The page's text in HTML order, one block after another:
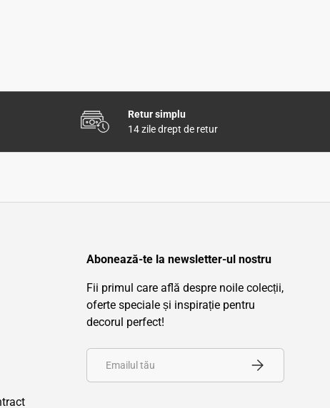
Retur simplu
14 zile drept de retur
Abonează-te la newsletter-ul nostru
Fii primul care află despre noile colecții,
oferte speciale și inspirație pentru
decorul perfect!
Înscrie-te